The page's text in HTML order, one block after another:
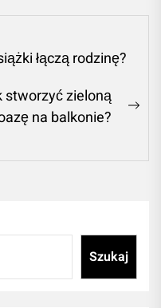
łączą rodzinę?
stworzyć zieloną
na balkonie?
Szukaj